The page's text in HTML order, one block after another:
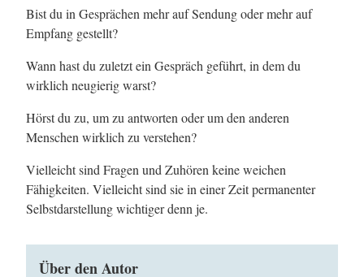
Bist du in Gesprächen mehr auf Sendung oder mehr auf
Empfang gestellt?
Wann hast du zuletzt ein Gespräch geführt, in dem du
wirklich neugierig warst?
Hörst du zu, um zu antworten oder um den anderen
Menschen wirklich zu verstehen?
Vielleicht sind Fragen und Zuhören keine weichen
Fähigkeiten. Vielleicht sind sie in einer Zeit permanenter
Selbstdarstellung wichtiger denn je.
Über den Autor